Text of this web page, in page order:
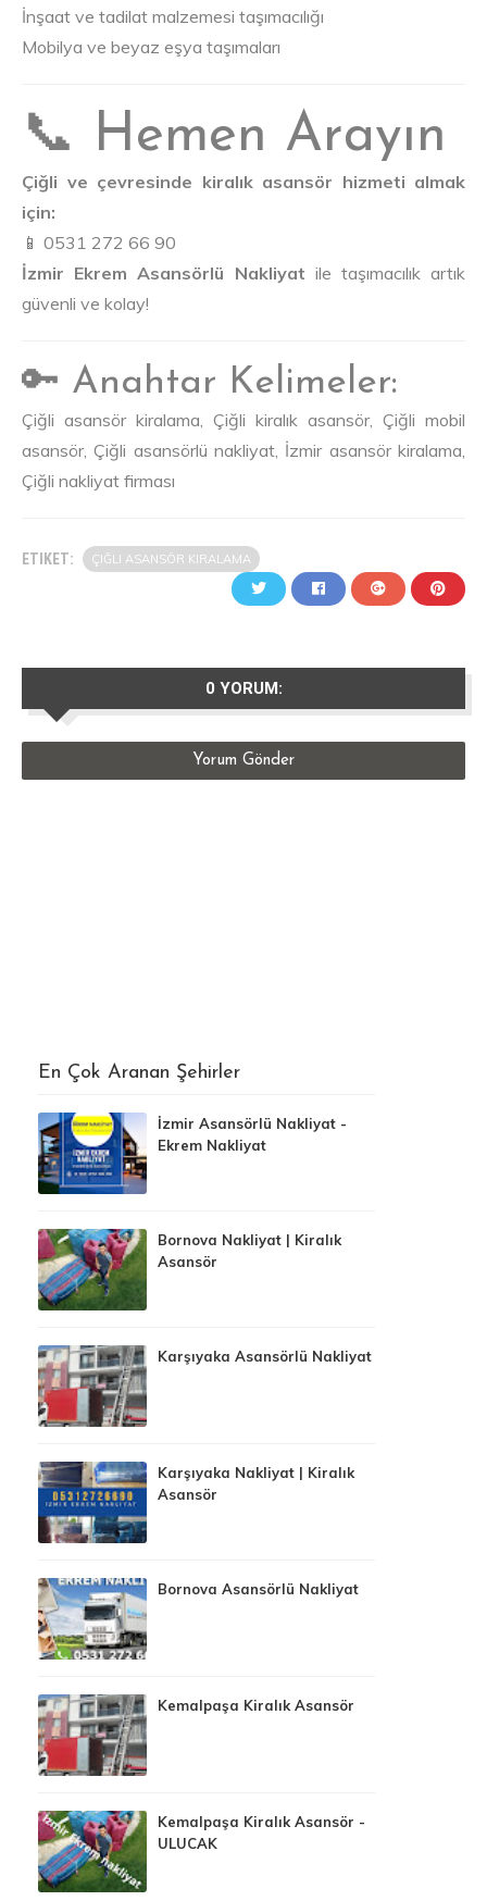
İnşaat ve tadilat malzemesi taşımacılığı
Mobilya ve beyaz eşya taşımaları
📞 Hemen Arayın
Çiğli ve çevresinde kiralık asansör hizmeti almak
için:
📱 0531 272 66 90
İzmir Ekrem Asansörlü Nakliyat ile taşımacılık artık
güvenli ve kolay!
🔑 Anahtar Kelimeler:
Çiğli asansör kiralama, Çiğli kiralık asansör, Çiğli mobil
asansör, Çiğli asansörlü nakliyat, İzmir asansör kiralama,
Çiğli nakliyat firması
ETIKET: ÇIĞLI ASANSÖR KIRALAMA
0 YORUM:
Yorum Gönder
En Çok Aranan Şehirler
İzmir Asansörlü Nakliyat -
Ekrem Nakliyat
Bornova Nakliyat | Kiralık
Asansör
Karşıyaka Asansörlü Nakliyat
Karşıyaka Nakliyat | Kiralık
Asansör
Bornova Asansörlü Nakliyat
Kemalpaşa Kiralık Asansör
Kemalpaşa Kiralık Asansör -
ULUCAK